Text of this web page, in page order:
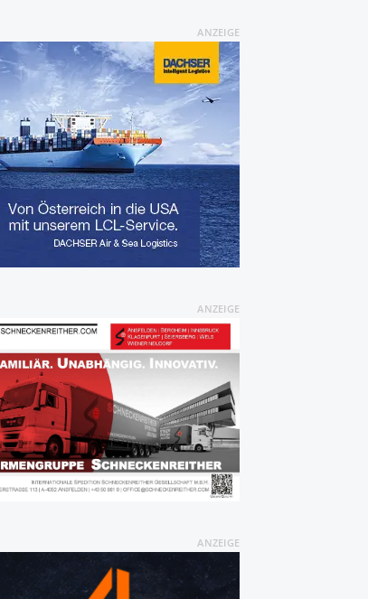
ANZEIGE
ANZEIGE
ANZEIGE